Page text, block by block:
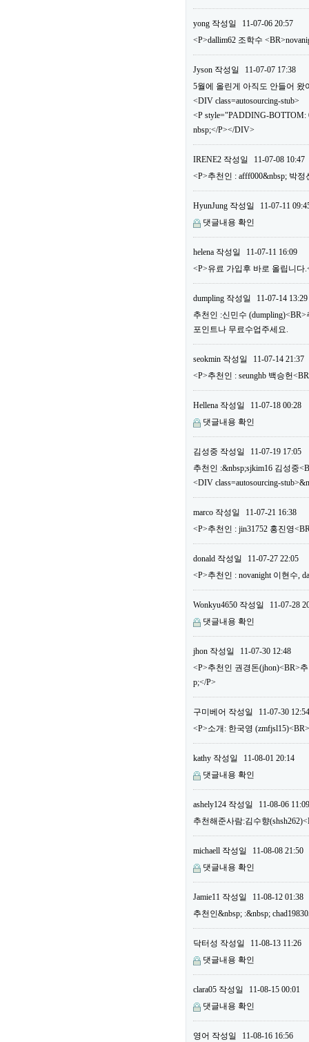
yong 작성일
11-07-06 20:57
<P>dallim62 조학수
Jyson 작성일
11-07-07 17:38
5월에 올린게 아직도 안들어 왔
<DIV class=autosourcing-stub>
<P style="PADDING-
nbsp;</P></DIV>
IRENE2 작성일
11-07-08 10:47
<P>추천인 : afff000&nbsp; 박
HyunJung 작성일
11-07-11
댓글내용 확인
helena 작성일
11-07-11 16:09
<P>유료 가입후 바로 올립니다
dumpling 작성일
11-07-14 13:29
추천인 :신민수
포인트나 무료수업주세요.
seokmin 작성일
11-07-14 21:37
<P>추천인 : seunghb 백승헌
Hellena 작성일
11-07-18 00:28
댓글내용 확인
김성중 작성일
11-07-19 17:05
추천인 :&nbsp;sjkim16 김성중
<DIV class=autosourcing-
marco 작성일
11-07-21 16:38
<P>추천인 : jin31752 홍진영
donald 작성일
11-07-27 22:05
<P>추천인 : novanight 이현수,
Wonkyu4650 작성일
11-07-28
댓글내용 확인
jhon 작성일
11-07-30 12:48
<P>추천인 권경돈(jhon)<BR>
p;</P>
구미베어 작성일
11-07-30 12:54
<P>소개: 한국영
kathy 작성일
11-08-01 20:14
댓글내용 확인
ashely124 작성일
11-08-06 11:09
추천해준사람:김수향
michaell 작성일
11-08-08 21:50
댓글내용 확인
Jamie11 작성일
11-08-12 01:38
추천인&nbsp; :&nbsp;
닥터성 작성일
11-08-13 11:26
댓글내용 확인
clara05 작성일
11-08-15 00:01
댓글내용 확인
영어 작성일 11-08-16 16:56